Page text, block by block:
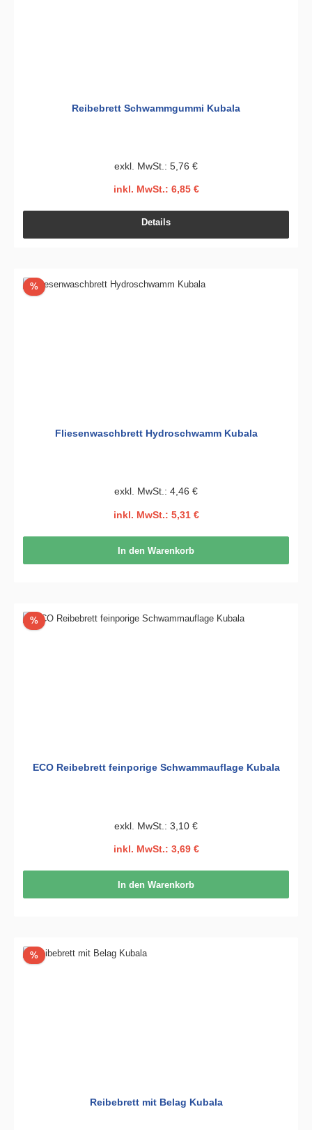
Reibebrett Schwammgummi Kubala
exkl. MwSt.: 5,76 €
inkl. MwSt.: 6,85 €
Details
%Rabatt
Fliesenwaschbrett Hydroschwamm Kubala
exkl. MwSt.: 4,46 €
inkl. MwSt.: 5,31 €
In den Warenkorb
%Rabatt
ECO Reibebrett feinporige Schwammauflage Kubala
exkl. MwSt.: 3,10 €
inkl. MwSt.: 3,69 €
In den Warenkorb
%Rabatt
Reibebrett mit Belag Kubala